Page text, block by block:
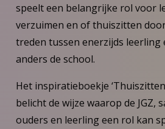
speelt een belangrijke rol voor
verzuimen en of thuiszitten
treden tussen enerzijds leerling
anders de school.
Het inspiratieboekje
belicht de wijze waarop de JGZ,
ouders en leerling een rol kan